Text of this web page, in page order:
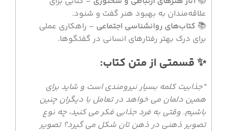
علاقه‌مندان به بهبود هنر گفت و شنود.
📚 کتاب‌های روانشناسی اجتماعی – راهکاری عملی
برای درک بهتر رفتارهای انسانی در گفتگوها.
✨ قسمتی از متن کتاب:
“جذابیت کلمه بسیار نیرومندی است و شاید برای
همین دلمان می خواهد در تعامل با دیگران چنین
باشیم. وقتی به فرد جذابی فکر می کنید، چه نوع
تصویر ذهنی در ذهن تان شکل می گیرد؟ تصویر